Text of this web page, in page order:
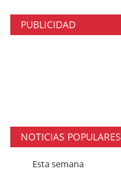
PUBLICIDAD
NOTICIAS POPULARES
Esta semana